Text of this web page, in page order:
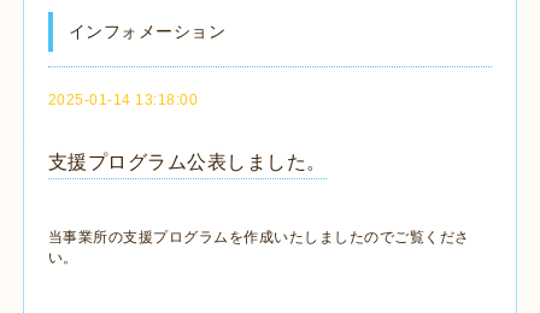
インフォメーション
2025-01-14 13:18:00
支援プログラム公表しました。
当事業所の支援プログラムを作成いたしましたのでご覧くださ
い。